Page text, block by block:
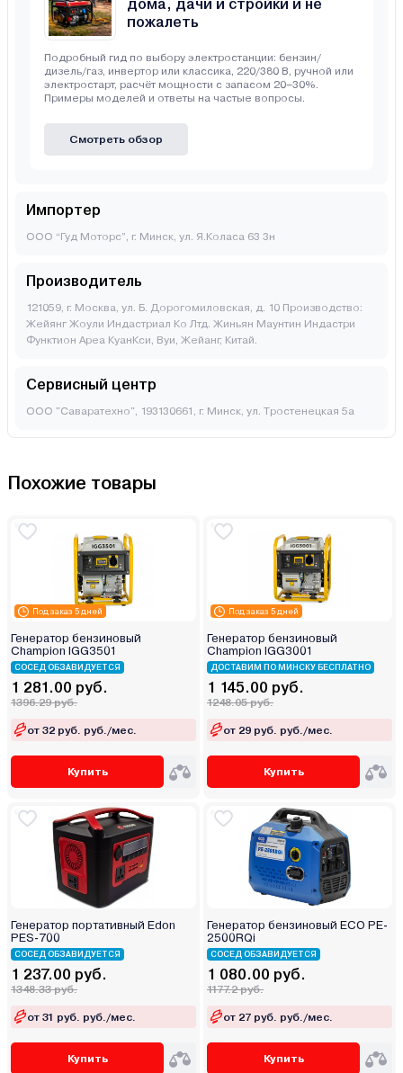
дома, дачи и стройки и не
пожалеть
Подробный гид по выбору электростанции: бензин/
дизель/газ, инвертор или классика, 220/380 В, ручной или
электростарт, расчёт мощности с запасом 20–30%.
Примеры моделей и ответы на частые вопросы.
Смотреть обзор
Импортер
ООО “Гуд Моторс”, г. Минск, ул. Я.Коласа 63 3н
Производитель
121059, г. Москва, ул. Б. Дорогомиловская, д. 10 Производство:
Жейянг Жоули Индастриал Ко Лтд. Жиньян Маунтин Индастри
Функтион Ареа КуанКси, Вуи, Жейанг, Китай.
Сервисный центр
ООО "Саваратехно", 193130661, г. Минск, ул. Тростенецкая 5а
Похожие товары
Под заказ 5 дней
Генератор бензиновый
Champion IGG3501
СОСЕД ОБЗАВИДУЕТСЯ
1 281.00 руб.
1396.29 руб.
от 32 руб. руб./мес.
Купить
Под заказ 5 дней
Генератор бензиновый
Champion IGG3001
ДОСТАВИМ ПО МИНСКУ БЕСПЛАТНО
1 145.00 руб.
1248.05 руб.
от 29 руб. руб./мес.
Купить
Генератор портативный Edon
PES-700
СОСЕД ОБЗАВИДУЕТСЯ
1 237.00 руб.
1348.33 руб.
от 31 руб. руб./мес.
Купить
Генератор бензиновый ECO PE-
2500RQi
СОСЕД ОБЗАВИДУЕТСЯ
1 080.00 руб.
1177.2 руб.
от 27 руб. руб./мес.
Купить